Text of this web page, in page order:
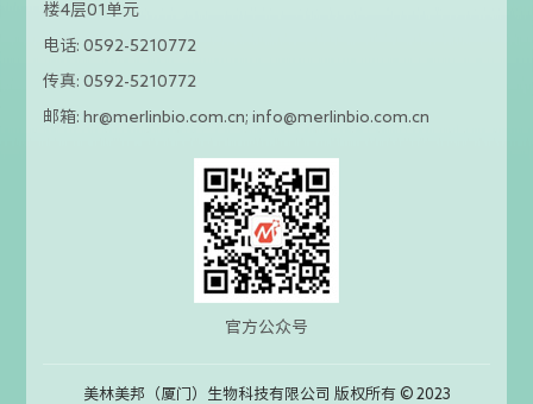
楼4层01单元
电话: 0592-5210772
传真: 0592-5210772
邮箱: hr@merlinbio.com.cn; info@merlinbio.com.cn
官方公众号
美林美邦（厦门）生物科技有限公司 版权所有 © 2023